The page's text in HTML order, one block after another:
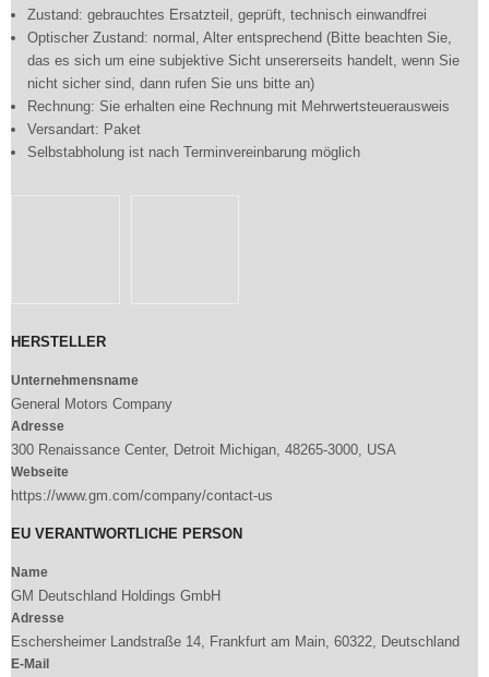
Zustand: gebrauchtes Ersatzteil, geprüft, technisch einwandfrei
Optischer Zustand: normal, Alter entsprechend (Bitte beachten Sie,
das es sich um eine subjektive Sicht unsererseits handelt, wenn Sie
nicht sicher sind, dann rufen Sie uns bitte an)
Rechnung: Sie erhalten eine Rechnung mit Mehrwertsteuerausweis
Versandart: Paket
Selbstabholung ist nach Terminvereinbarung möglich
HERSTELLER
Unternehmensname
General Motors Company
Adresse
300 Renaissance Center, Detroit Michigan, 48265-3000, USA
Webseite
https://www.gm.com/company/contact-us
EU VERANTWORTLICHE PERSON
Name
GM Deutschland Holdings GmbH
Adresse
Eschersheimer Landstraße 14, Frankfurt am Main, 60322, Deutschland
E-Mail